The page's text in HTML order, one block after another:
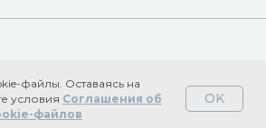
файлы. Оставаясь на
условия Соглашения об
файлов
OK
on Tilda